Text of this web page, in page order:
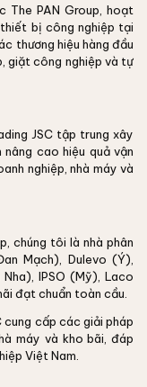
The PAN Group, hoạt
bị công nghiệp tại
thương hiệu hàng đầu
giặt công nghiệp và tự
JSC tập trung xây
cao hiệu quả vận
nghiệp, nhà máy và
chúng tôi là nhà phân
Mạch), Dulevo (Ý),
IPSO (Mỹ), Laco
đạt chuẩn toàn cầu.
cung cấp các giải pháp
máy và kho bãi, đáp
Việt Nam.